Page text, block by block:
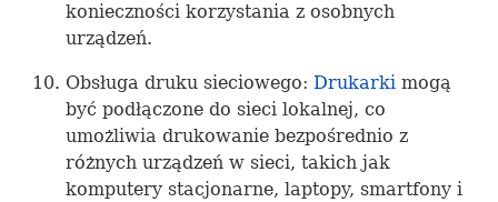
konieczności korzystania z osobnych
urządzeń.
Obsługa druku sieciowego: Drukarkimogą
być podłączone do sieci lokalnej, co
umożliwia drukowanie bezpośrednio z
różnych urządzeń w sieci, takich jak
komputery stacjonarne, laptopy, smartfony i